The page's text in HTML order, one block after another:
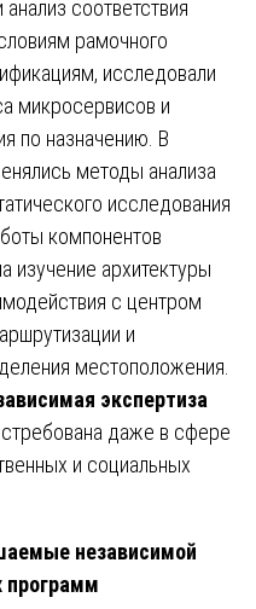
соответствия
рамочного
исследовали
микросервисов и
по назначению. В
методы анализа
исследования
компонентов
изучение архитектуры
с центром
и
местоположения.
экспертиза
даже в сфере
и социальных
независимой
программ